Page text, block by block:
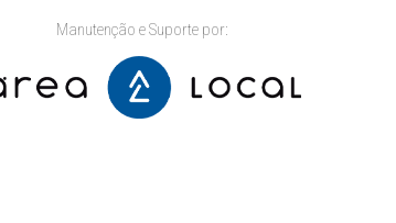
Manutenção e Suporte por: